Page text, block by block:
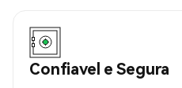
Confiavel e Segura